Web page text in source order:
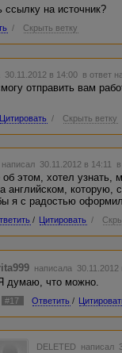
ссылку на источник?
/ Скрыть ветку
30.11.2012 в 14:00 в ответ
отправить вам
Цитировать / Скрыть ветку
написал 30.11.2012 в 14:11
об этом, хотел
английском, которую,
я с радостью
/ Цитировать /
написала
думаю, что можно.
#17 Ответить /
DELETED написал